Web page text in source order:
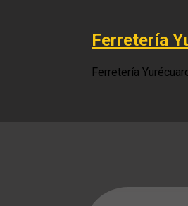
Ferretería
Ferretería